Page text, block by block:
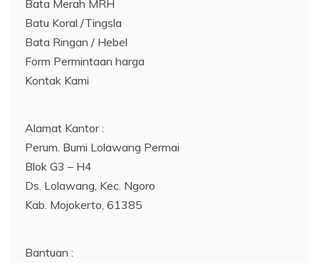
Bata Merah MRH
Batu Koral /Tingsla
Bata Ringan / Hebel
Form Permintaan harga
Kontak Kami
Alamat Kantor :
Perum. Bumi Lolawang Permai
Blok G3 – H4
Ds. Lolawang, Kec. Ngoro
Kab. Mojokerto, 61385
Bantuan :